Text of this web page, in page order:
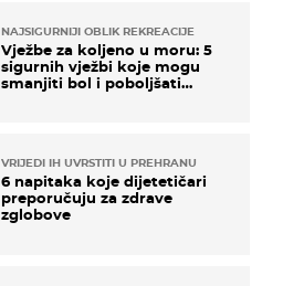
NAJSIGURNIJI OBLIK REKREACIJE
Vježbe za koljeno u moru: 5
sigurnih vježbi koje mogu
smanjiti bol i poboljšati
VRIJEDI IH UVRSTITI U PREHRANU
6 napitaka koje dijetetičari
preporučuju za zdrave
zglobove